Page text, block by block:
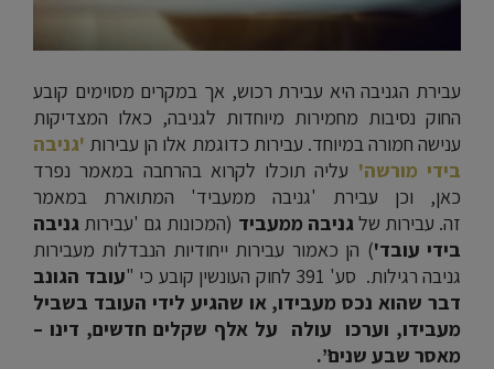
עבירת הגניבה היא עבירת רכוש, אך במקרים מסוימים קובע
החוק נסיבות מחמירות מיוחדות לגניבה, כאלו המצדיקות
ענישה חמורה במיוחד. עבירות כדוגמת אלו הן עבירות 'גניבה
בידי מורשה' עליה תוכלו לקרוא בהרחבה במאמר נפרד
כאן, וכן עבירת 'גניבה ממעביד' המתוארת במאמר
זה. עבירות שלגניבה ממעביד (המכונות גם 'עבירות גניבה
בידי עובד') הן כאמור עבירות ייחודיות הנבדלות מעבירות
גניבה רגילות. סע' 391 לחוק העונשין קובע כי "
עובד הגונב
דבר שהוא נכס מעבידו, או שהגיע לידי העובד בשביל
מעבידו, וערכו עולה על אלף שקלים חדשים, דינו –
מאסר שבע שנים”.